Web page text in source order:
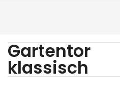
Gartentor
klassisch